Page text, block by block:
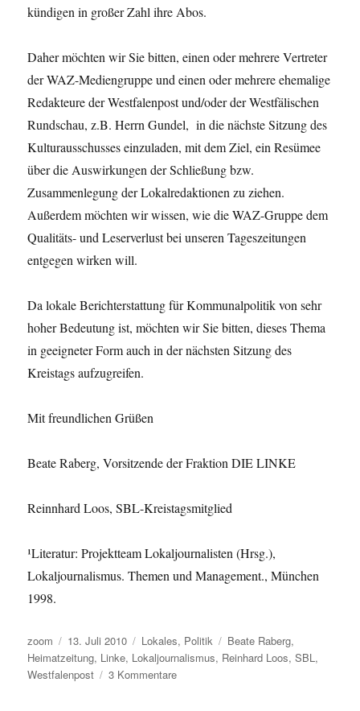
kündigen in großer Zahl ihre Abos.
Daher möchten wir Sie bitten, einen oder mehrere Vertreter
der WAZ-Mediengruppe und einen oder mehrere ehemalige
Redakteure der Westfalenpost und/oder der Westfälischen
Rundschau, z.B. Herrn Gundel, in die nächste Sitzung des
Kulturausschusses einzuladen, mit dem Ziel, ein Resümee
über die Auswirkungen der Schließung bzw.
Zusammenlegung der Lokalredaktionen zu ziehen.
Außerdem möchten wir wissen, wie die WAZ-Gruppe dem
Qualitäts- und Leserverlust bei unseren Tageszeitungen
entgegen wirken will.
Da lokale Berichterstattung für Kommunalpolitik von sehr
hoher Bedeutung ist, möchten wir Sie bitten, dieses Thema
in geeigneter Form auch in der nächsten Sitzung des
Kreistags aufzugreifen.
Mit freundlichen Grüßen
Beate Raberg, Vorsitzende der Fraktion DIE LINKE
Reinnhard Loos, SBL-Kreistagsmitglied
¹Literatur: Projektteam Lokaljournalisten (Hrsg.),
Lokaljournalismus. Themen und Management., München
1998.
Autor
zoom
Veröffentlicht
am
13. Juli 2010 Kategorien
Lokales, Politik Schlagwörter
Beate Raberg,
Heimatzeitung, Linke, Lokaljournalismus, Reinhard Loos,SBL,
Westfalenpost
3 Kommentarezu